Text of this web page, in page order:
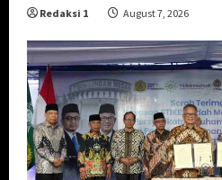
Redaksi 1 August 7, 2026